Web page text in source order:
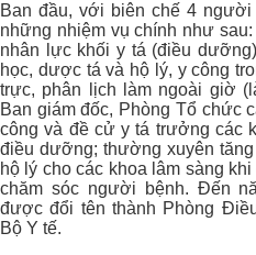
Ban đầu, với biên chế 4
những nhiệm vụ chính như
nhân lực khối y tá (điều
học, dược tá và hộ lý, y công
trực, phân lịch làm ngoài giờ
Ban giám đốc, Phòng Tổ chức
công và đề cử y tá trưởng các
điều dưỡng; thường xuyên
hộ lý cho các khoa lâm sàng
chăm sóc người bệnh. Đến
được đổi tên thành Phòng
Bộ Y tế.